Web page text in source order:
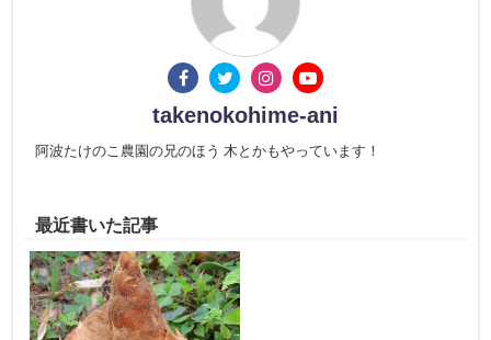
takenokohime-ani
阿波たけのこ農園の兄のほう 木とかもやっています！
最近書いた記事